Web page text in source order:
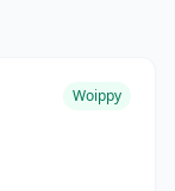
Woippy